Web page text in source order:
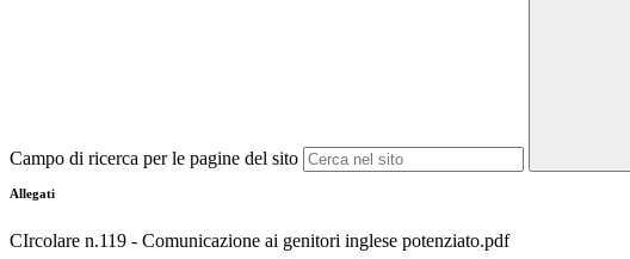
Campo di ricerca per le pagine del sito
Allegati
CIrcolare n.119 - Comunicazione ai genitori inglese potenziato.pdf